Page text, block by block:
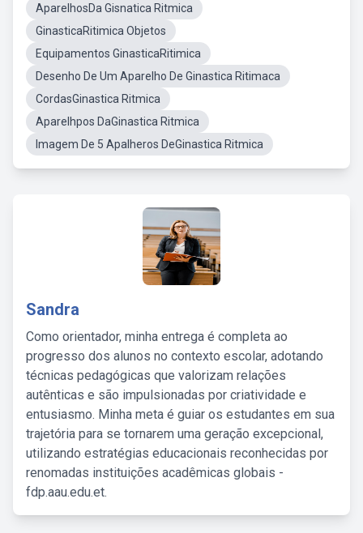
AparelhosDa Gisnatica Ritmica
GinasticaRitimica Objetos
Equipamentos GinasticaRitimica
Desenho De Um Aparelho De Ginastica Ritimaca
CordasGinastica Ritmica
Aparelhpos DaGinastica Ritmica
Imagem De 5 Apalheros DeGinastica Ritmica
Sandra
Como orientador, minha entrega é completa ao
progresso dos alunos no contexto escolar, adotando
técnicas pedagógicas que valorizam relações
autênticas e são impulsionadas por criatividade e
entusiasmo. Minha meta é guiar os estudantes em sua
trajetória para se tornarem uma geração excepcional,
utilizando estratégias educacionais reconhecidas por
renomadas instituições acadêmicas globais -
fdp.aau.edu.et.